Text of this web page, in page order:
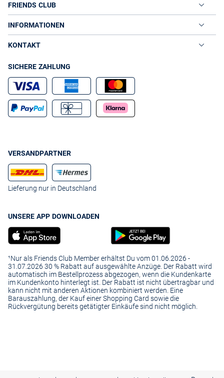
FRIENDS CLUB
INFORMATIONEN
KONTAKT
SICHERE ZAHLUNG
VERSANDPARTNER
Lieferung nur in Deutschland
UNSERE APP DOWNLOADEN
¹Nur als Friends Club Member erhältst Du vom 01.06.2026 -
31.07.2026 30 % Rabatt auf ausgewählte Anzüge. Der Rabatt wird
automatisch im Bestellprozess abgezogen, wenn die Kundenkarte
im Kundenkonto hinterlegt ist. Der Rabatt ist nicht übertragbar und
kann nicht mit anderen Aktionen kombiniert werden. Eine
Barauszahlung, der Kauf einer Shopping Card sowie die
Rückvergütung bereits getätigter Einkäufe sind nicht möglich.